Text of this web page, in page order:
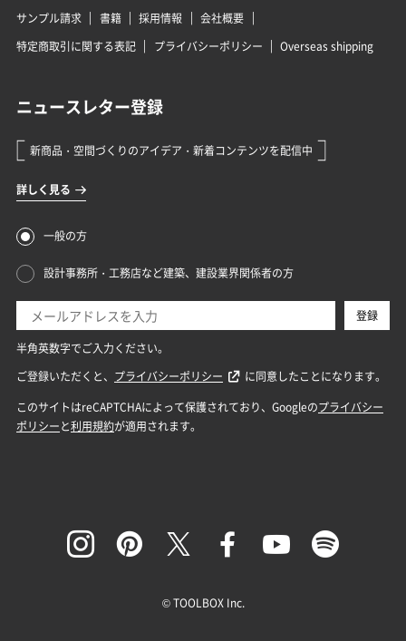
サンプル請求
書籍 採用情報
会社概要
特定商取引に関する表記
プライバシーポリシー Overseas shipping
© TOOLBOX Inc.